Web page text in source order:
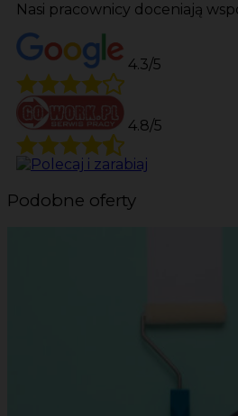
Nasi pracownicy doceniają
4.3/5
4.8/5
Podobne oferty